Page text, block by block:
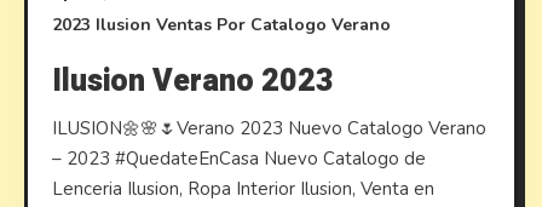
2023 Ilusion Ventas Por Catalogo Verano
Ilusion Verano 2023
ILUSION🌼🌸🌷Verano 2023 Nuevo Catalogo Verano
– 2023 #QuedateEnCasa Nuevo Catalogo de
Lenceria Ilusion, Ropa Interior Ilusion, Venta en